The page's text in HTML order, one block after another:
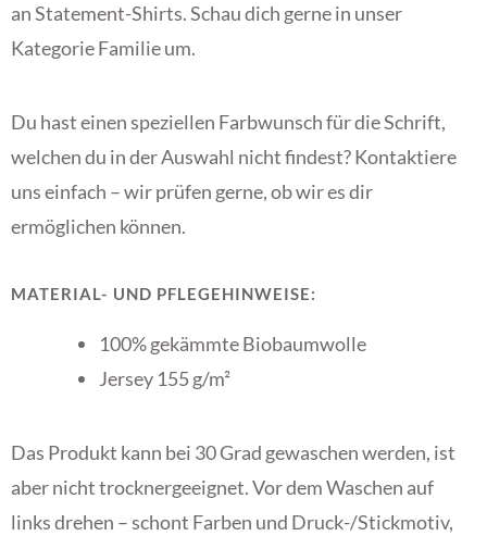
an Statement-Shirts. Schau dich gerne in unser
Kategorie Familie um.
Du hast einen speziellen Farbwunsch für die Schrift,
welchen du in der Auswahl nicht findest? Kontaktiere
uns einfach – wir prüfen gerne, ob wir es dir
ermöglichen können.
MATERIAL- UND PFLEGEHINWEISE:
100% gekämmte Biobaumwolle
Jersey 155 g/m²
Das Produkt kann bei 30 Grad gewaschen werden, ist
aber nicht trocknergeeignet. Vor dem Waschen auf
links drehen – schont Farben und Druck-/Stickmotiv,